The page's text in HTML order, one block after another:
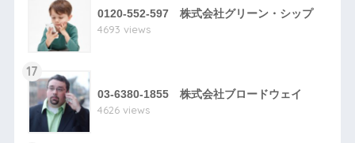
0120-552-597 株式会社グリーン・シップ
4693 views
17
03-6380-1855 株式会社ブロードウェイ
4626 views